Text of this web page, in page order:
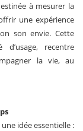
à mesurer la
une expérience
son envie. Cette
d’usage, recentre
la vie, au
idée essentielle :